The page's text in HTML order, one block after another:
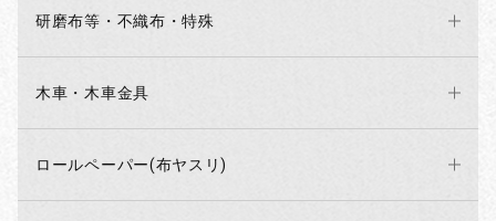
研磨布等・不織布・特殊
木車・木車金具
ロールペーパー(布ヤスリ)